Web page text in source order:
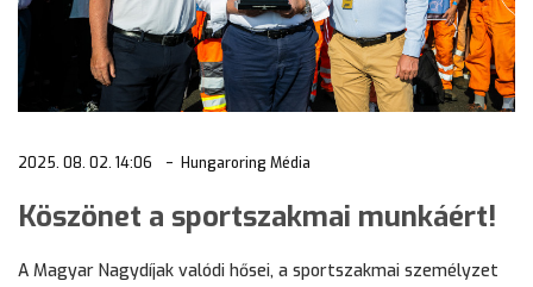
2025. 08. 02. 14:06 Hungaroring Média
Köszönet a sportszakmai munkáért!
A Magyar Nagydíjak valódi hősei, a sportszakmai személyzet